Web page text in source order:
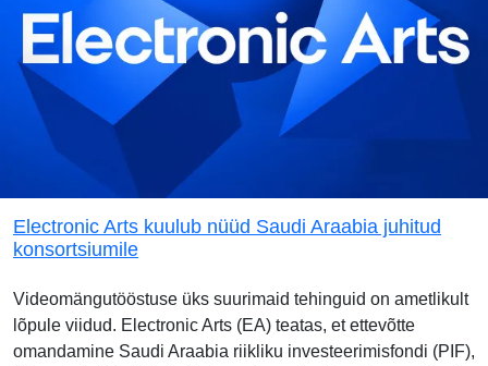
Electronic Arts kuulub nüüd Saudi Araabia juhitud
konsortsiumile
Videomängutööstuse üks suurimaid tehinguid on ametlikult
lõpule viidud. Electronic Arts (EA) teatas, et ettevõtte
omandamine Saudi Araabia riikliku investeerimisfondi (PIF),